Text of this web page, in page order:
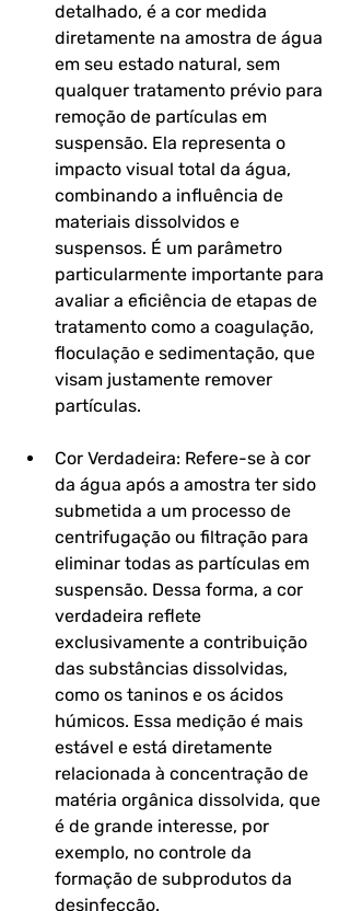
detalhado, é a cor medida
diretamente na amostra de água
em seu estado natural, sem
qualquer tratamento prévio para
remoção de partículas em
suspensão. Ela representa o
impacto visual total da água,
combinando a influência de
materiais dissolvidos e
suspensos. É um parâmetro
particularmente importante para
avaliar a eficiência de etapas de
tratamento como a coagulação,
floculação e sedimentação, que
visam justamente remover
partículas.
Cor Verdadeira: Refere-se à cor
da água após a amostra ter sido
submetida a um processo de
centrifugação ou filtração para
eliminar todas as partículas em
suspensão. Dessa forma, a cor
verdadeira reflete
exclusivamente a contribuição
das substâncias dissolvidas,
como os taninos e os ácidos
húmicos. Essa medição é mais
estável e está diretamente
relacionada à concentração de
matéria orgânica dissolvida, que
é de grande interesse, por
exemplo, no controle da
formação de subprodutos da
desinfecção.